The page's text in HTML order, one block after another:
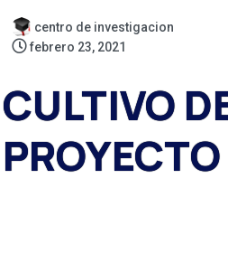
centro de investigacion
febrero 23, 2021
CULTIVO